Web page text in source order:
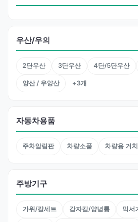
우산/우의
2단우산 3단우산 4단/5단우산
양산 / 우양산 +3개
자동차용품
주차알림판 차량소품 차량용 거
주방기구
가위/칼세트 감자칼/양념통 믹서